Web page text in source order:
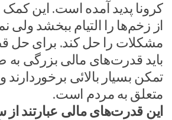
کرونا پدید آمده است. این
از زخم‌ها را التیام ببخشد ولی
مشکلات را حل کند. برای
باید قدرت‌های مالی بزرگی به
تمکن بسیار بالائی برخوردارند و
متعلق به مردم است.
این قدرت‌های مالی عبارتند از